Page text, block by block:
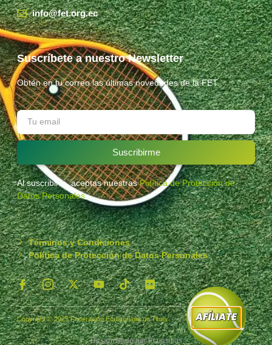
info@fet.org.ec
Suscríbete a nuestro Newsletter
Obtén en tu correo las últimas novedades de la FET.
Suscribirme
Al suscribirte, aceptas nuestrasPolítica de Protección de
Datos Personales.
Términos y Condiciones
Política de Protección de Datos Personales
Copyright © 2025 Federación Ecuatoriana de Tenis
Desarrollado porEcuasitios